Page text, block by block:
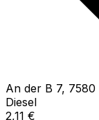
An der B 7, 7580
Diesel
2,11 €